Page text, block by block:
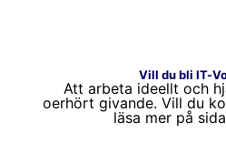
Vill du bli IT-
Att arbeta ideellt och
oerhört givande. Vill du
läsa mer på